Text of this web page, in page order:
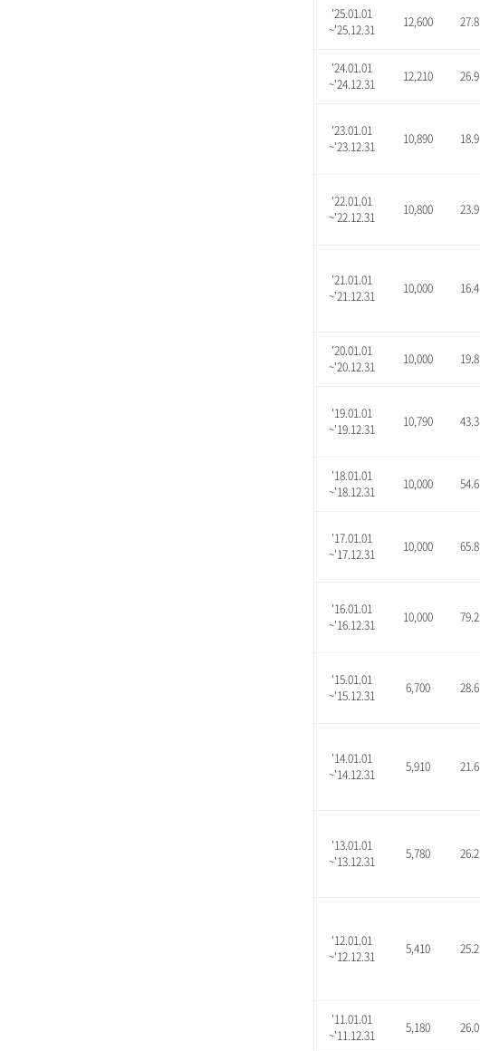
'25.01.01
~'25.12.31
12,600 27.8
'24.01.01
~'24.12.31
12,210 26.9
'23.01.01
~'23.12.31
10,890 18.9
'22.01.01
~'22.12.31
10,800 23.9
'21.01.01
~'21.12.31
10,000 16.4
'20.01.01
~'20.12.31
10,000 19.8
'19.01.01
~'19.12.31
10,790 43.3
'18.01.01
~'18.12.31
10,000 54.6
'17.01.01
~'17.12.31
10,000 65.8
'16.01.01
~'16.12.31
10,000 79.2
'15.01.01
~'15.12.31
6,700 28.6
'14.01.01
~'14.12.31
5,910 21.6
'13.01.01
~'13.12.31
5,780 26.2
'12.01.01
~'12.12.31
5,410 25.2
'11.01.01
~'11.12.31
5,180 26.0